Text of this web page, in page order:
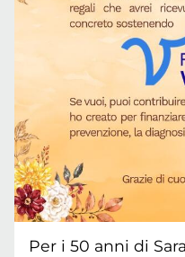
Per i 50 anni di Sara